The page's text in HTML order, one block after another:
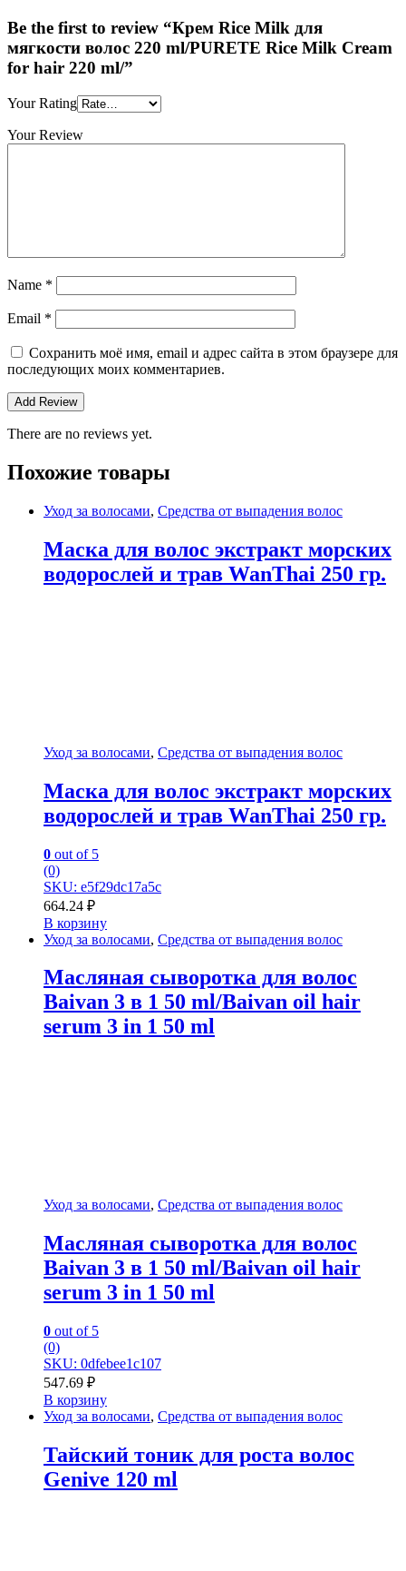
Be the first to review “Крем Rice Milk для
мягкости волос 220 ml/PURETE Rice Milk Cream
for hair 220 ml/”
Your Rating
Your Review
Name *
Email *
Сохранить моё имя, email и адрес сайта в этом браузере для
последующих моих комментариев.
There are no reviews yet.
Похожие товары
Уход за волосами, Средства от выпадения волос
Маска для волос экстракт морских
водорослей и трав WanThai 250 гр.
Уход за волосами, Средства от выпадения волос
Маска для волос экстракт морских
водорослей и трав WanThai 250 гр.
0 out of 5
(0)
SKU: e5f29dc17a5c
664.24 ₽
В корзину
Уход за волосами, Средства от выпадения волос
Масляная сыворотка для волос
Baivan 3 в 1 50 ml/Baivan oil hair
serum 3 in 1 50 ml
Уход за волосами, Средства от выпадения волос
Масляная сыворотка для волос
Baivan 3 в 1 50 ml/Baivan oil hair
serum 3 in 1 50 ml
0 out of 5
(0)
SKU: 0dfebee1c107
547.69 ₽
В корзину
Уход за волосами, Средства от выпадения волос
Тайский тоник для роста волос
Genive 120 ml